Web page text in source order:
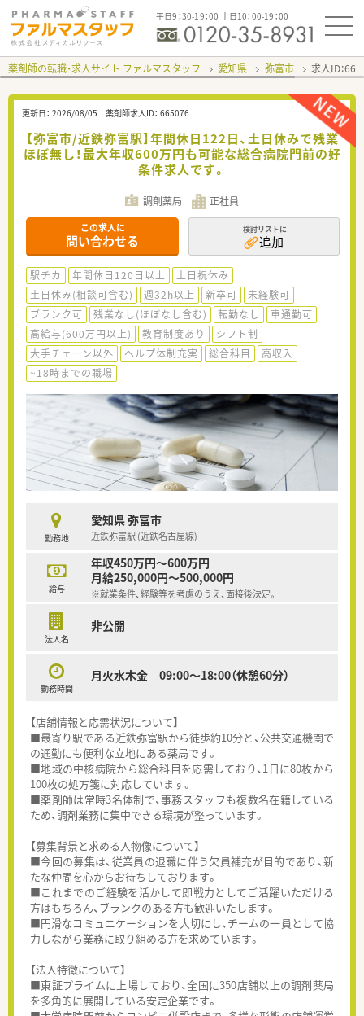
平日9：30-19：00 土日10：00-19：00
薬剤師の転職・求人サイト ファルマスタッフ 愛知県 弥富市 求人ID：
更新日： 2026/08/05 薬剤師求人ID： 665076
【弥富市/近鉄弥富駅】年間休日122日、土日休みで残業
ほぼ無し！最大年収600万円も可能な総合病院門前の好
条件求人です。
調剤薬局 正社員
この求人に
問い合わせる
検討リストに
追加
駅チカ 年間休日120日以上
土日祝休み
土日休み(相談可含む)
週32h以上 新卒可
未経験可
ブランク可
残業なし(ほぼなし含む) 転勤なし
車通勤可
高給与(600万円以上)
教育制度あり
シフト制
大手チェーン以外
ヘルプ体制充実 総合科目
高収入
~18時までの職場
勤務地
愛知県 弥富市
近鉄弥富駅 (近鉄名古屋線)
給与
年収450万円～600万円
月給250,000円～500,000円
※就業条件、経験等を考慮のうえ、面接後決定。
法人名
非公開
勤務時間
月火水木金 09:00〜18:00（休憩60分）
【店舗情報と応需状況について】
■最寄り駅である近鉄弥富駅から徒歩約10分と、公共交通機関で
の通勤にも便利な立地にある薬局です。
■地域の中核病院から総合科目を応需しており、1日に80枚から
100枚の処方箋に対応しています。
■薬剤師は常時3名体制で、事務スタッフも複数名在籍している
ため、調剤業務に集中できる環境が整っています。
【募集背景と求める人物像について】
■今回の募集は、従業員の退職に伴う欠員補充が目的であり、新
たな仲間を心からお待ちしております。
■これまでのご経験を活かして即戦力としてご活躍いただける
方はもちろん、ブランクのある方も歓迎いたします。
■円滑なコミュニケーションを大切にし、チームの一員として協
力しながら業務に取り組める方を求めています。
【法人特徴について】
■東証プライムに上場しており、全国に350店舗以上の調剤薬局
を多角的に展開している安定企業です。